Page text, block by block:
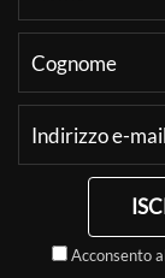
Acconsento